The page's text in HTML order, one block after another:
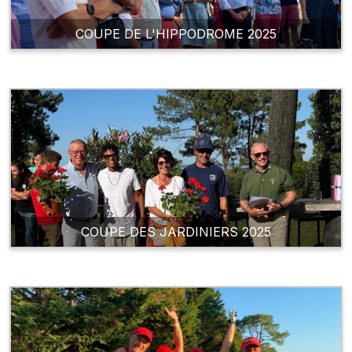
COUPE DE L'HIPPODROME 2025
COUPE DES JARDINIERS 2025